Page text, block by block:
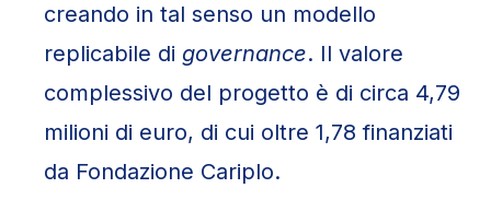
creando in tal senso un modello
replicabile di governance. Il valore
complessivo del progetto è di circa 4,79
milioni di euro, di cui oltre 1,78 finanziati
da Fondazione Cariplo.